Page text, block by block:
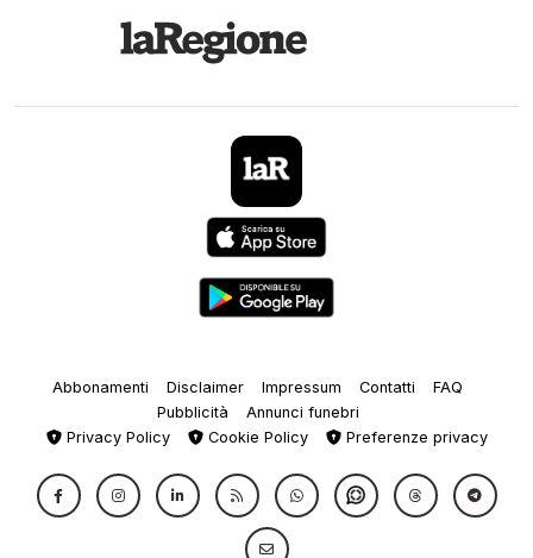
Abbonamenti Disclaimer Impressum Contatti
FAQ
Pubblicità
Annunci funebri
Privacy Policy
Cookie Policy Preferenze privacy